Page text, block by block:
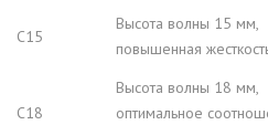
С15
Высота волны 15 мм,
повышенная
С18
Высота волны 18 мм,
оптимальное